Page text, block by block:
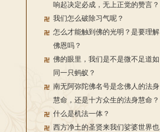
响起决定必成，无上正觉的赞言？
我们怎么破除习气呢？
怎么才能触到佛的光明？是要理解
佛恩吗？
佛的眼里，我们是不是微不足道如
同一只蚂蚁？
南无阿弥陀佛名号是念佛人的法身
慧命，还是十方众生的法身慧命？
什么是机法一体？
西方净土的圣贤来我们娑婆世界也